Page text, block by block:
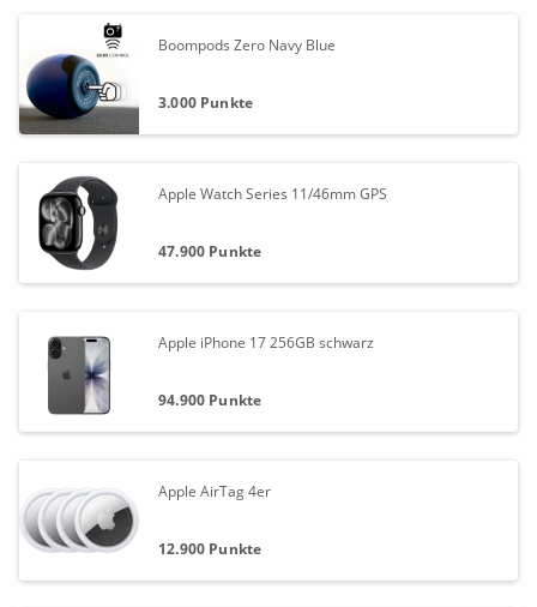
Boompods Zero Navy Blue
3.000 Punkte
Apple Watch Series 11/46mm GPS
47.900 Punkte
Apple iPhone 17 256GB schwarz
94.900 Punkte
Apple AirTag 4er
12.900 Punkte